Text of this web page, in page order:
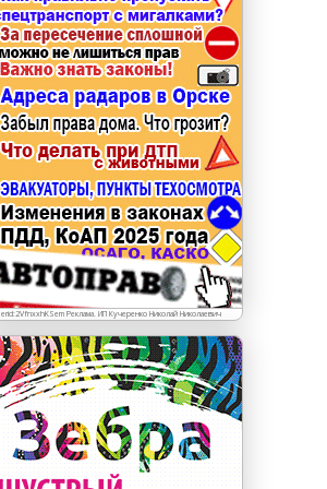
erid: LdtCKJjWj Реклама. ИП Кучеренко Николай
Николаевич
erid:2VfnxxhKSem Реклама. ИП Кучеренко Николай Николаевич